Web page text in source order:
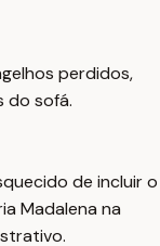
perdidos,
do sofá.
de incluir o
Madalena na